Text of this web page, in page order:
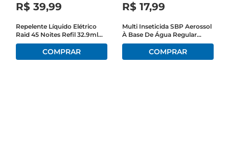
R$ 39,99
Repelente Líquido Elétrico
Raid 45 Noites Refil 32.9ml
Com
3EmbalagemEconômica
R$ 17,99
Multi Inseticida SBP Aerossol
À Base De Água Regular
380ml Embalagem
Econômica